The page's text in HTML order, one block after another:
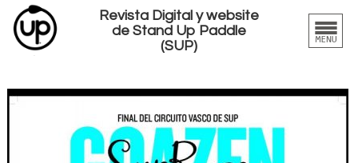
Revista Digital y website
de Stand Up Paddle
(SUP)